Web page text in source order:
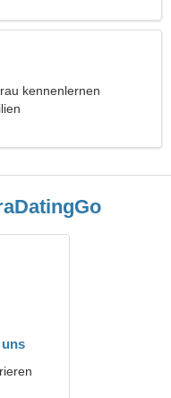
kennenlernen